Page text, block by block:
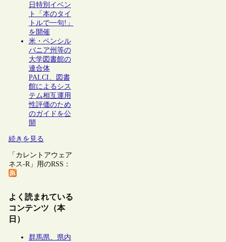
日特別イベン
ト「本のタイ
トルで一句!」
を開催
米・ペンシル
バニア州等の
大学図書館の
連合体
PALCI、図書
館によるシス
テム相互運用
性評価のため
のガイドを公
開
続きを見る
「カレントアウェア
ネス-R」用のRSS：
よく読まれている
コンテンツ（本
日）
群馬県、県内